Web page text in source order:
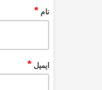
نام*
ایمیل*